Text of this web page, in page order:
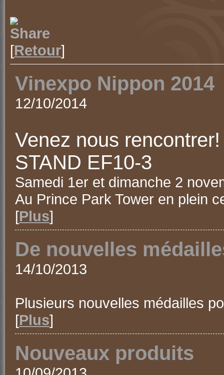
[Retour]
Vinexpo Nippon 2014
12/10/2014
Venez nous rencontrer!
STAND EF10-3
Samedi 1er et dimanche 2
Au Prince Park Tower en plein
[Plus]
De nouvelles
14/10/2013
Plusieurs nouvelles médailles
[Plus]
Nouveaux produits